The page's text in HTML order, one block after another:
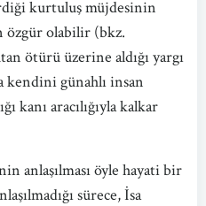
kurtuluş müjdesinin
özgür olabilir (bkz.
ötürü üzerine aldığı yargı
kendini günahlı insan
kanı aracılığıyla kalkar
anlaşılması öyle hayati bir
sürece, İsa